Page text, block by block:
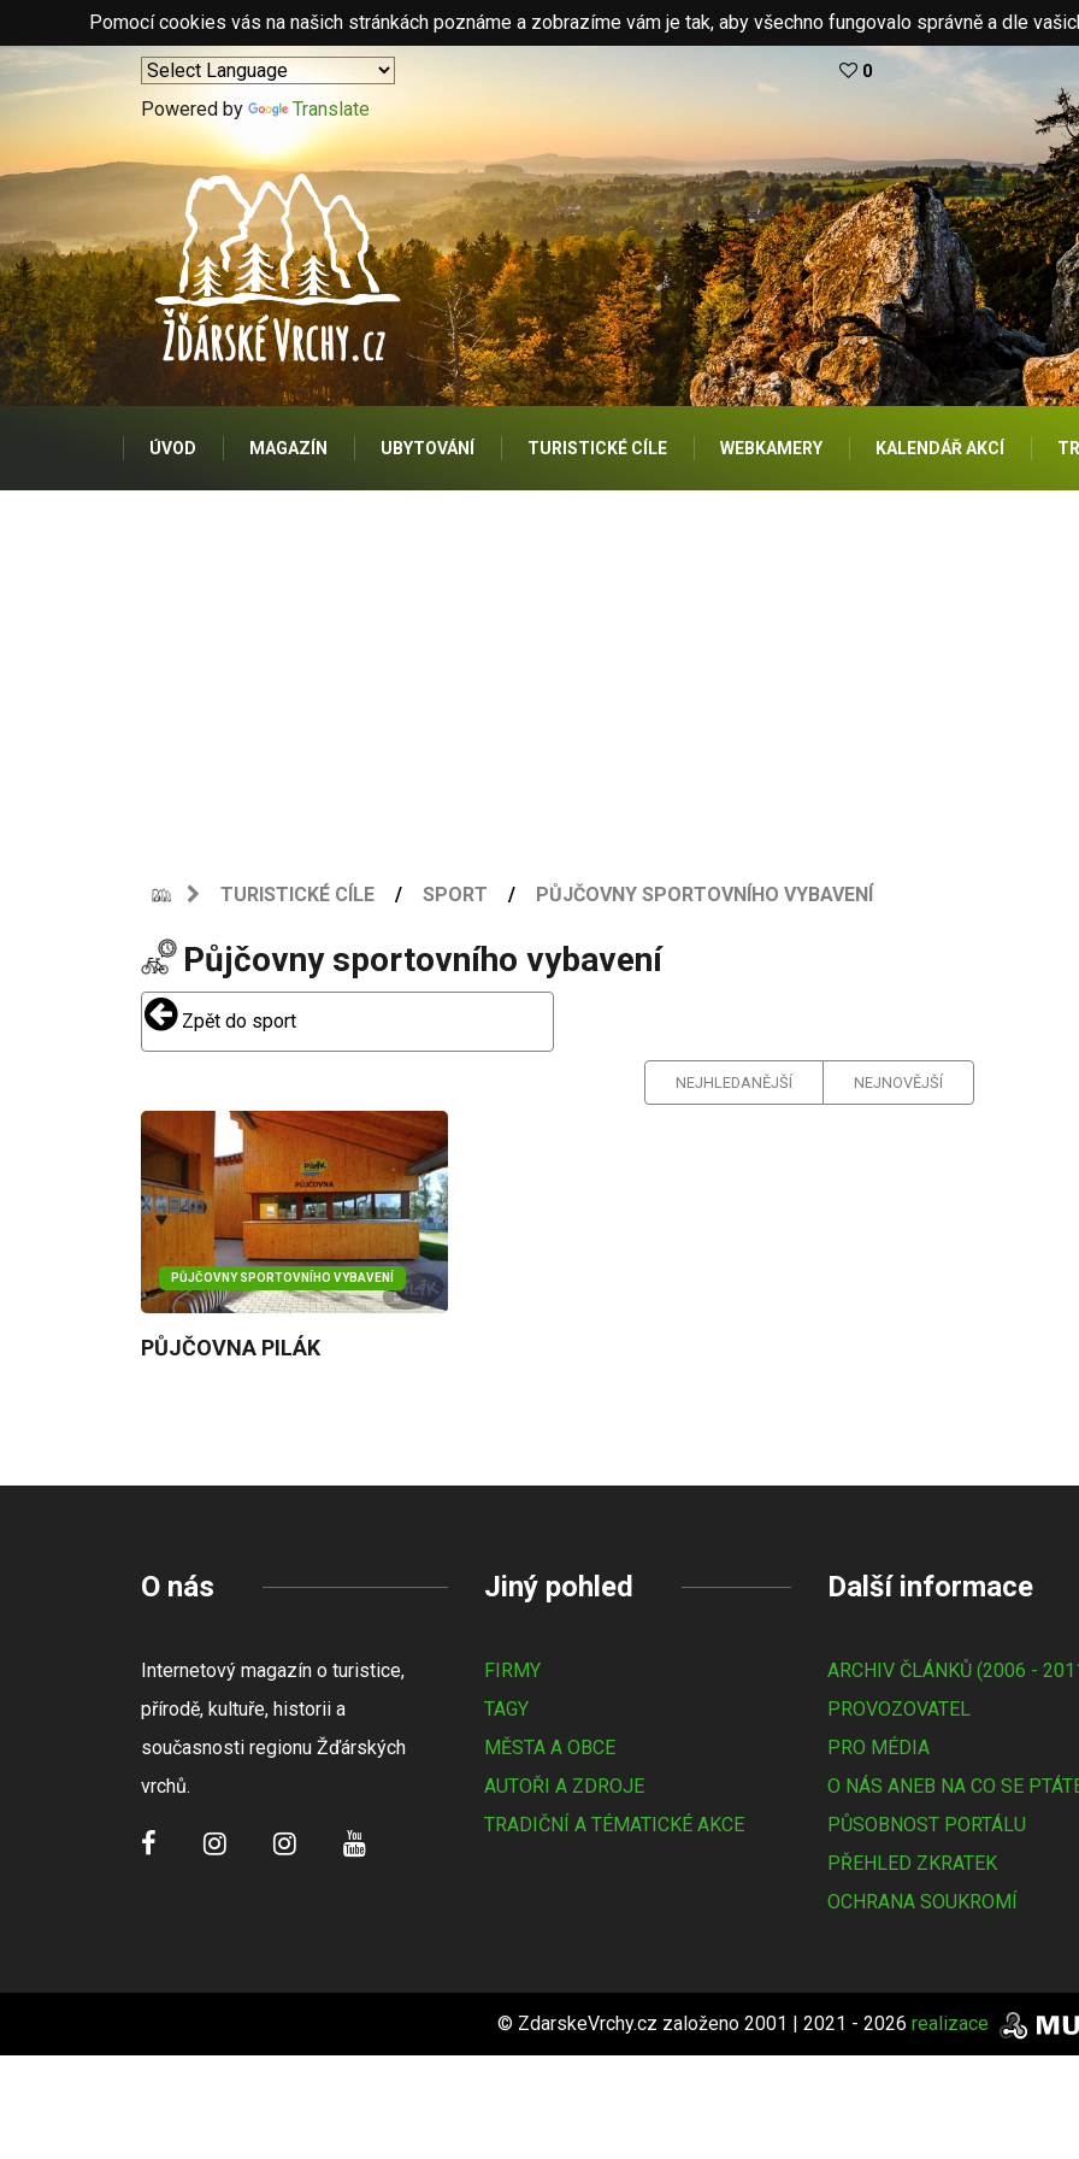
Pomocí cookies vás na našich stránkách poznáme a zobrazíme vám je tak, aby všechno fungovalo správně a dle
Powered by Translate
0
ÚVOD MAGAZÍN UBYTOVÁNÍ TURISTICKÉ CÍLE WEBKAMERY KALENDÁŘ AKCÍ
TURISTICKÉ CÍLE SPORT PŮJČOVNY SPORTOVNÍHO VYBAVENÍ
Půjčovny sportovního vybavení
Zpět do sport
NEJHLEDANĚJŠÍ NEJNOVĚJŠÍ
PŮJČOVNY SPORTOVNÍHO VYBAVENÍ
PŮJČOVNA PILÁK
O nás
Internetový magazín o turistice,
přírodě, kultuře, historii a
současnosti regionu Žďárských
vrchů.
Jiný pohled
FIRMY
TAGY
MĚSTA A OBCE
AUTOŘI A ZDROJE
TRADIČNÍ A TÉMATICKÉ AKCE
Další informace
ARCHIV ČLÁNKŮ (2006 -
PROVOZOVATEL
PRO MÉDIA
O NÁS ANEB NA CO SE
PŮSOBNOST PORTÁLU
PŘEHLED ZKRATEK
OCHRANA SOUKROMÍ
© ZdarskeVrchy.cz založeno 2001 | 2021 - 2026 realizace